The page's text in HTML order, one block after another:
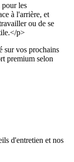
pour les
à l'arrière, et
ou de se
p>
sur vos prochains
premium selon
d'entretien et nos